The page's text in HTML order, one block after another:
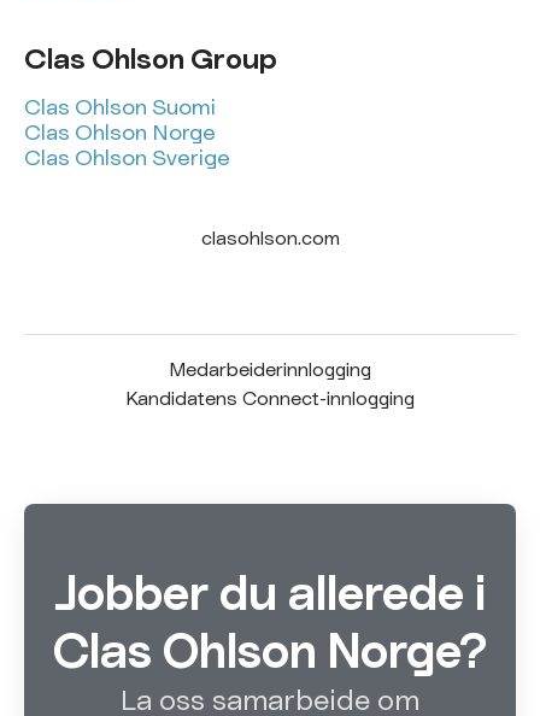
Clas Ohlson Group
Clas Ohlson Suomi
Clas Ohlson Norge
Clas Ohlson Sverige
clasohlson.com
Medarbeiderinnlogging
Kandidatens Connect-innlogging
Jobber du allerede i
Clas Ohlson Norge?
La oss samarbeide om